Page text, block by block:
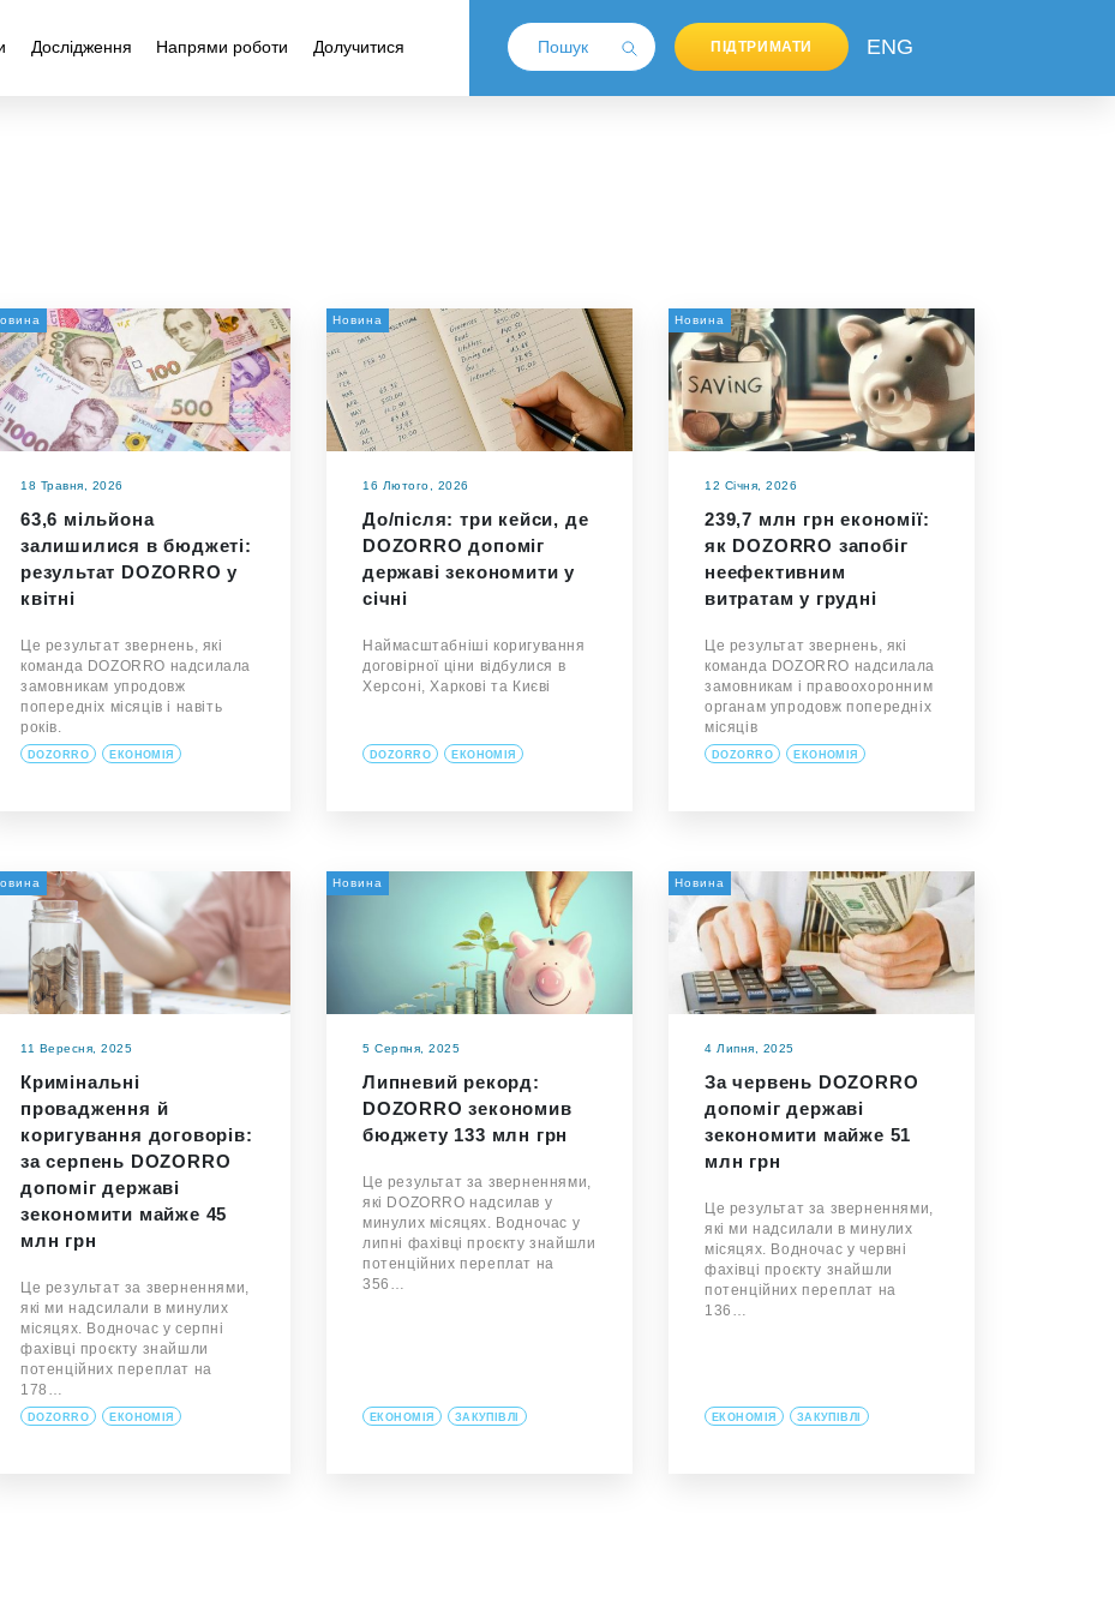
Дослідження Напрями роботи Долучитися ПІДТРИМАТИ ENG
18 Травня, 2026
63,6 мільйона
залишилися в бюджеті:
результат DOZORRO у
квітні
Це результат звернень, які
команда DOZORRO надсилала
замовникам упродовж
попередніх місяців і навіть
років.
DOZORRO ЕКОНОМІЯ
Новина
16 Лютого, 2026
До/після: три кейси, де
DOZORRO допоміг
державі зекономити у
січні
Наймасштабніші коригування
договірної ціни відбулися в
Херсоні, Харкові та Києві
DOZORRO ЕКОНОМІЯ
Новина
12 Січня, 2026
239,7 млн грн економії:
як DOZORRO запобіг
неефективним
витратам у грудні
Це результат звернень, які
команда DOZORRO надсилала
замовникам і правоохоронним
органам упродовж попередніх
місяців
DOZORRO ЕКОНОМІЯ
11 Вересня, 2025
Кримінальні
провадження й
коригування договорів:
за серпень DOZORRO
допоміг державі
зекономити майже 45
млн грн
Це результат за зверненнями,
які ми надсилали в минулих
місяцях. Водночас у серпні
фахівці проєкту знайшли
потенційних переплат на
178…
DOZORRO ЕКОНОМІЯ
Новина
5 Серпня, 2025
Липневий рекорд:
DOZORRO зекономив
бюджету 133 млн грн
Це результат за зверненнями,
які DOZORRO надсилав у
минулих місяцях. Водночас у
липні фахівці проєкту знайшли
потенційних переплат на
356…
ЕКОНОМІЯ ЗАКУПІВЛІ
Новина
4 Липня, 2025
За червень DOZORRO
допоміг державі
зекономити майже 51
млн грн
Це результат за зверненнями,
які ми надсилали в минулих
місяцях. Водночас у червні
фахівці проєкту знайшли
потенційних переплат на
136…
ЕКОНОМІЯ ЗАКУПІВЛІ